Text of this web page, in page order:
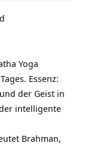
Yoga
Essenz:
der Geist in
intelligente
Brahman,